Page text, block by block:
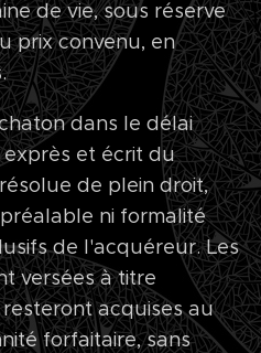
de vie, sous réserve
prix convenu, en
dans le délai
et écrit du
de plein droit,
ni formalité
de l'acquéreur. Les
versées à titre
acquises au
forfaitaire, sans